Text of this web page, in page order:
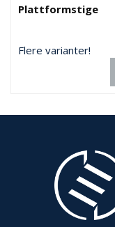
Plattformstige
Flere varianter!